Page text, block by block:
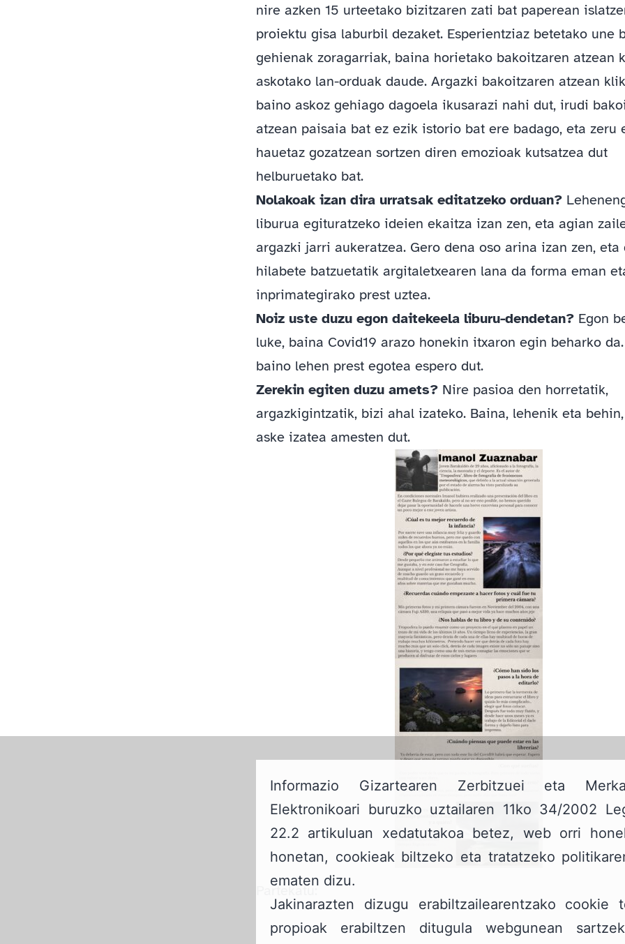
nire azken 15 urteetako bizitzaren zati bat paperean
proiektu gisa laburbil dezaket. Esperientziaz betetako une
gehienak zoragarriak, baina horietako bakoitzaren atzean
askotako lan-orduak daude. Argazki bakoitzaren atzean
baino askoz gehiago dagoela ikusarazi nahi dut, irudi
atzean paisaia bat ez ezik istorio bat ere badago, eta zeru
hauetaz gozatzean sortzen diren emozioak kutsatzea dut
helburuetako bat.
Nolakoak izan dira urratsak editatzeko orduan?
liburua egituratzeko ideien ekaitza izan zen, eta agian
argazki jarri aukeratzea. Gero dena oso arina izan zen, eta
hilabete batzuetatik argitaletxearen lana da forma eman
inprimategirako prest uztea.
Noiz uste duzu egon daitekeela liburu-dendetan? Egon
luke, baina Covid19 arazo honekin itxaron egin beharko
baino lehen prest egotea espero dut.
Zerekin egiten duzu amets? Nire pasioa den horretatik,
argazkigintzatik, bizi ahal izateko. Baina, lehenik eta
aske izatea amesten dut.
Partekatu:
Informazio Gizartearen Zerbitzuei eta
Elektronikoari buruzko uztailaren 11ko 34/2002
22.2 artikuluan xedatutakoa betez, web orri
honetan, cookieak biltzeko eta tratatzeko
ematen dizu.
Jakinarazten dizugu erabiltzailearentzako cookie
propioak erabiltzen ditugula webgunean